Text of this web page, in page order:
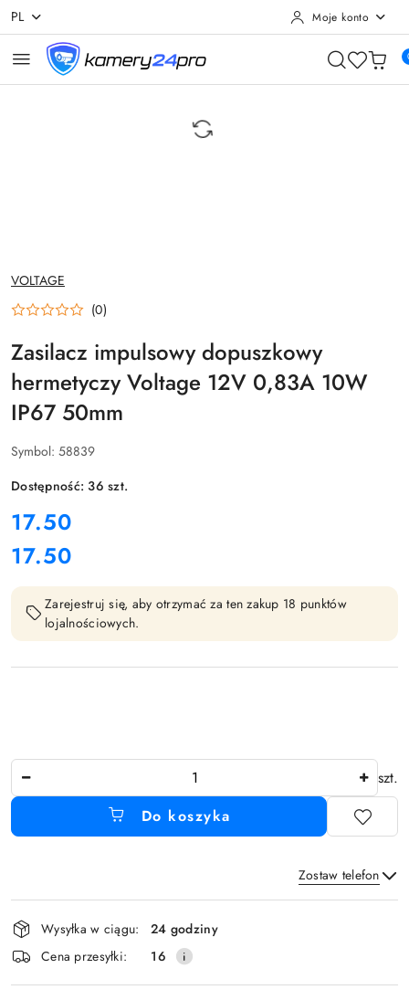
Przejdź do treści głównej
Przejdź do wyszukiwarki
Przejdź do moje konto
Przejdź do menu głównego
Przejdź do opisu produktu
Przejdź do stopki
PL Moje konto
NAZWA
PRODUCENTA:
VOLTAGE
(0)
Zasilacz impulsowy dopuszkowy
hermetyczy Voltage 12V 0,83A 10W
IP67 50mm
Symbol: 58839
Dostępność:36szt.
cena:
17.50
Cena:
17.50
Zarejestruj się, aby otrzymać za ten zakup 18 punktów
lojalnościowych.
szt.
Do koszyka
Zostaw telefon
Wyślij
Dostępność
i
dostawa
Wysyłka w ciągu:
24 godziny
Cena przesyłki:
16